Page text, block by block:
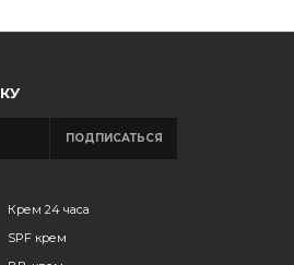
ПОДПИСАТЬСЯ
Крем 24 часа
SPF крем